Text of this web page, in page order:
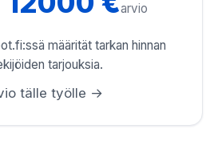
arvio
määrität tarkan hinnan
tarjouksia.
tälle työlle →